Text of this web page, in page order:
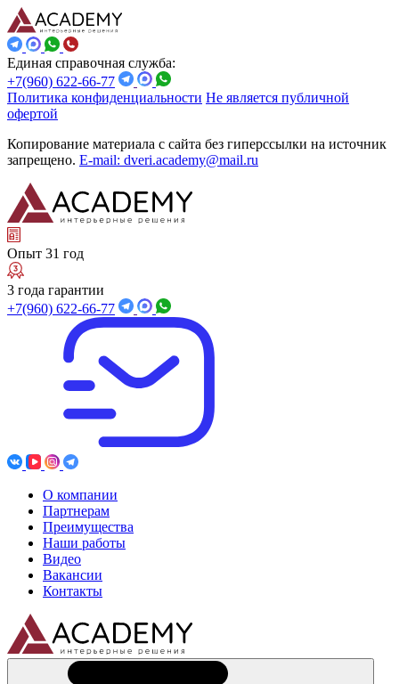
Единая справочная служба:
+7(960) 622-66-77
Политика конфиденциальности Не является публичной
офертой
Копирование материала с сайта без гиперссылки на источник
запрещено. E-mail: dveri.academy@mail.ru
Опыт 31 год
3 года гарантии
+7(960) 622-66-77
О компании
Партнерам
Преимущества
Наши работы
Видео
Вакансии
Контакты